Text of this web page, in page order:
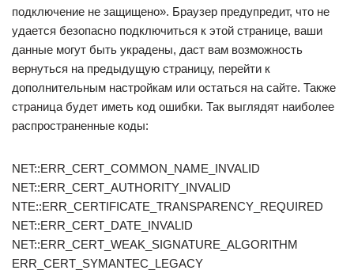
подключение не защищено». Браузер предупредит, что не
удается безопасно подключиться к этой странице, ваши
данные могут быть украдены, даст вам возможность
вернуться на предыдущую страницу, перейти к
дополнительным настройкам или остаться на сайте. Также
страница будет иметь код ошибки. Так выглядят наиболее
распространенные коды:
NET::ERR_CERT_COMMON_NAME_INVALID
NET::ERR_CERT_AUTHORITY_INVALID
NTE::ERR_CERTIFICATE_TRANSPARENCY_REQUIRED
NET::ERR_CERT_DATE_INVALID
NET::ERR_CERT_WEAK_SIGNATURE_ALGORITHM
ERR_CERT_SYMANTEC_LEGACY